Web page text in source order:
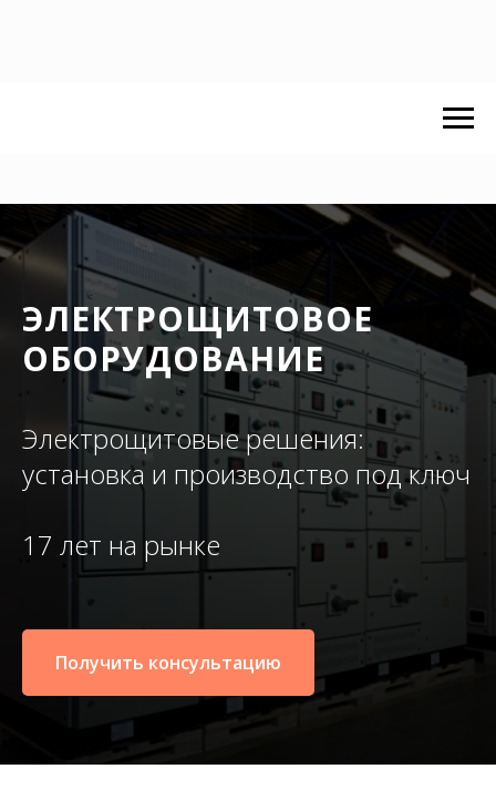
ЭЛЕКТРОЩИТОВОЕ
ОБОРУДОВАНИЕ
Электрощитовые решения:
установка и производство под ключ
17 лет на рынке
Получить консультацию